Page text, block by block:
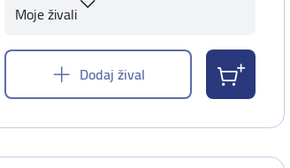
Moje živali
Dodaj žival